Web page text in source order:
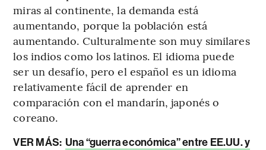
miras al continente, la demanda está
aumentando, porque la población está
aumentando. Culturalmente son muy similares
los indios como los latinos. El idioma puede
ser un desafío, pero el español es un idioma
relativamente fácil de aprender en
comparación con el mandarín, japonés o
coreano.
VER MÁS: Una “guerra económica” entre EE.UU. y